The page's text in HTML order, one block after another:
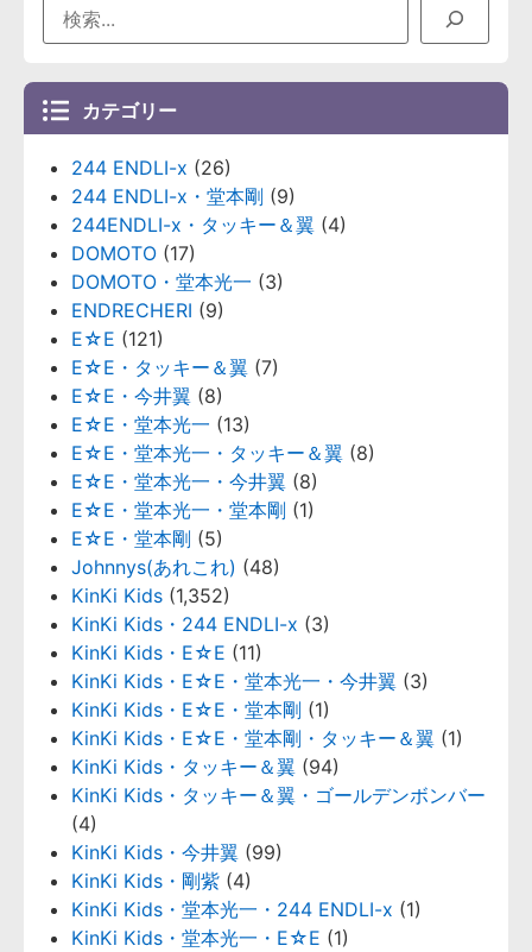
カテゴリー
244 ENDLI-x (26)
244 ENDLI-x・堂本剛 (9)
244ENDLI-x・タッキー＆翼 (4)
DOMOTO (17)
DOMOTO・堂本光一 (3)
ENDRECHERI (9)
E☆E (121)
E☆E・タッキー＆翼 (7)
E☆E・今井翼 (8)
E☆E・堂本光一 (13)
E☆E・堂本光一・タッキー＆翼 (8)
E☆E・堂本光一・今井翼 (8)
E☆E・堂本光一・堂本剛 (1)
E☆E・堂本剛 (5)
Johnnys(あれこれ) (48)
KinKi Kids (1,352)
KinKi Kids・244 ENDLI-x (3)
KinKi Kids・E☆E (11)
KinKi Kids・E☆E・堂本光一・今井翼 (3)
KinKi Kids・E☆E・堂本剛 (1)
KinKi Kids・E☆E・堂本剛・タッキー＆翼 (1)
KinKi Kids・タッキー＆翼 (94)
KinKi Kids・タッキー＆翼・ゴールデンボンバー
(4)
KinKi Kids・今井翼 (99)
KinKi Kids・剛紫 (4)
KinKi Kids・堂本光一・244 ENDLI-x (1)
KinKi Kids・堂本光一・E☆E (1)